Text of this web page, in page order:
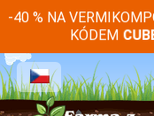
-40 % NA
KÓDEM